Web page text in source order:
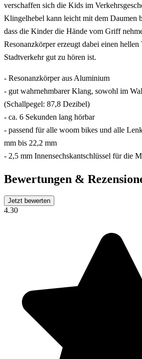
verschaffen sich die Kids im
Klingelhebel kann leicht mit dem Daumen
dass die Kinder die Hände vom Griff
Resonanzkörper erzeugt dabei einen
Stadtverkehr gut zu hören ist.
- Resonanzkörper aus Aluminium
- gut wahrnehmbarer Klang, sowohl im
(Schallpegel: 87,8 Dezibel)
- ca. 6 Sekunden lang hörbar
- passend für alle woom bikes und alle
mm bis 22,2 mm
- 2,5 mm Innensechskantschlüssel für die
Bewertungen &
Jetzt bewerten
4.30